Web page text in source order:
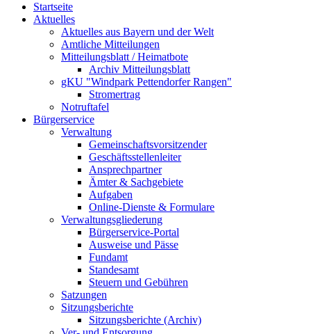
Startseite
Aktuelles
Aktuelles aus Bayern und der Welt
Amtliche Mitteilungen
Mitteilungsblatt / Heimatbote
Archiv Mitteilungsblatt
gKU "Windpark Pettendorfer Rangen"
Stromertrag
Notruftafel
Bürgerservice
Verwaltung
Gemeinschaftsvorsitzender
Geschäftsstellenleiter
Ansprechpartner
Ämter & Sachgebiete
Aufgaben
Online-Dienste & Formulare
Verwaltungsgliederung
Bürgerservice-Portal
Ausweise und Pässe
Fundamt
Standesamt
Steuern und Gebühren
Satzungen
Sitzungsberichte
Sitzungsberichte (Archiv)